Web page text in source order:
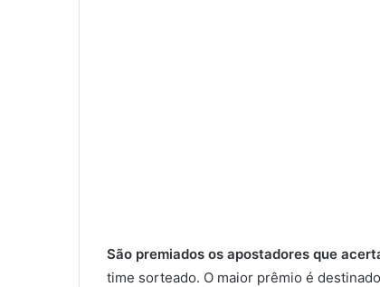
São premiados os apostadores que
time sorteado. O maior prêmio é